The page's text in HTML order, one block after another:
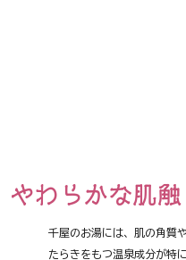
やわらかな肌
千屋のお湯には、肌の角質
たらきをもつ温泉成分が特